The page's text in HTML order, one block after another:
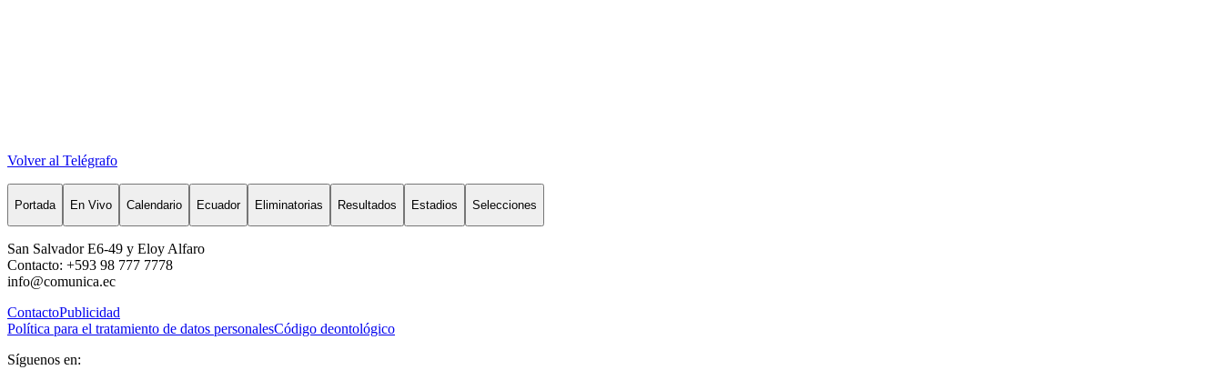
Volver al Telégrafo
Portada En Vivo Calendario Ecuador Eliminatorias Resultados Estadios Selecciones
San Salvador E6-49 y Eloy Alfaro
Contacto: +593 98 777 7778
info@comunica.ec
ContactoPublicidad
Política para el tratamiento de datos personalesCódigo deontológico
Síguenos en: